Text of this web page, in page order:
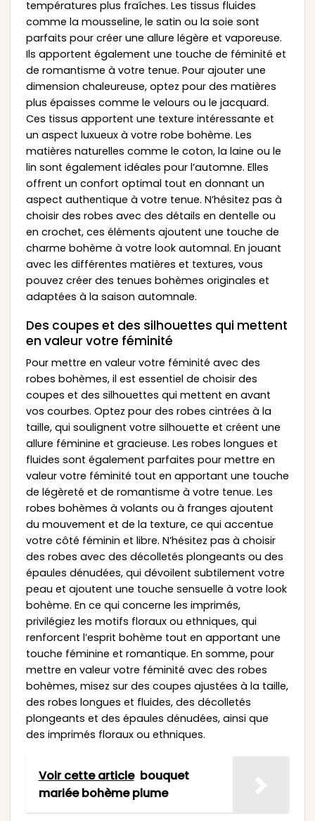
températures plus fraîches. Les tissus fluides
comme la mousseline, le satin ou la soie sont
parfaits pour créer une allure légère et vaporeuse.
Ils apportent également une touche de féminité et
de romantisme à votre tenue. Pour ajouter une
dimension chaleureuse, optez pour des matières
plus épaisses comme le velours ou le jacquard.
Ces tissus apportent une texture intéressante et
un aspect luxueux à votre robe bohème. Les
matières naturelles comme le coton, la laine ou le
lin sont également idéales pour l’automne. Elles
offrent un confort optimal tout en donnant un
aspect authentique à votre tenue. N’hésitez pas à
choisir des robes avec des détails en dentelle ou
en crochet, ces éléments ajoutent une touche de
charme bohème à votre look automnal. En jouant
avec les différentes matières et textures, vous
pouvez créer des tenues bohèmes originales et
adaptées à la saison automnale.
Des coupes et des silhouettes qui mettent
en valeur votre féminité
Pour mettre en valeur votre féminité avec des
robes bohèmes, il est essentiel de choisir des
coupes et des silhouettes qui mettent en avant
vos courbes. Optez pour des robes cintrées à la
taille, qui soulignent votre silhouette et créent une
allure féminine et gracieuse. Les robes longues et
fluides sont également parfaites pour mettre en
valeur votre féminité tout en apportant une touche
de légèreté et de romantisme à votre tenue. Les
robes bohèmes à volants ou à franges ajoutent
du mouvement et de la texture, ce qui accentue
votre côté féminin et libre. N’hésitez pas à choisir
des robes avec des décolletés plongeants ou des
épaules dénudées, qui dévoilent subtilement votre
peau et ajoutent une touche sensuelle à votre look
bohème. En ce qui concerne les imprimés,
privilégiez les motifs floraux ou ethniques, qui
renforcent l’esprit bohème tout en apportant une
touche féminine et romantique. En somme, pour
mettre en valeur votre féminité avec des robes
bohèmes, misez sur des coupes ajustées à la taille,
des robes longues et fluides, des décolletés
plongeants et des épaules dénudées, ainsi que
des imprimés floraux ou ethniques.
Voir cette article bouquet
mariée bohème plume